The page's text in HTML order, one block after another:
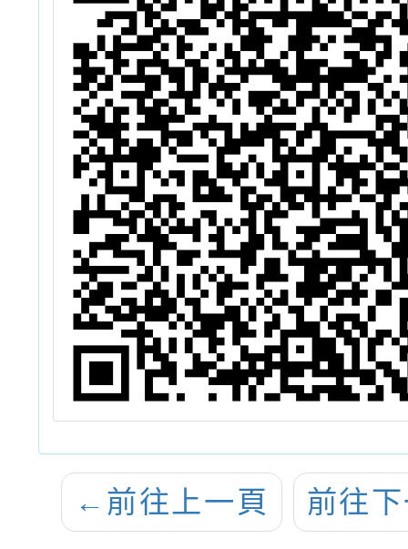
← 前往上一頁 前往